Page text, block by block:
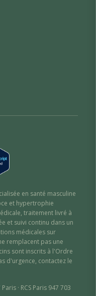
en santé masculine
et hypertrophie
traitement livré à
et suivi continu dans un
médicales sur
remplacent pas une
sont inscrits à l'Ordre
d'urgence, contactez le
· RCS Paris 947 703